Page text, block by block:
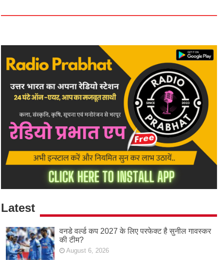
Latest
वनडे वर्ल्ड कप 2027 के लिए परफेक्ट है सुनील गावस्कर
की टीम?
August 6, 2026